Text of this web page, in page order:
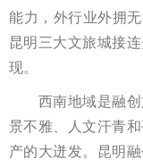
能力，外行业外拥无
昆明三大文旅城接
现。
西南地域是融创
景不雅、人文汗青
产的大迸发。昆明